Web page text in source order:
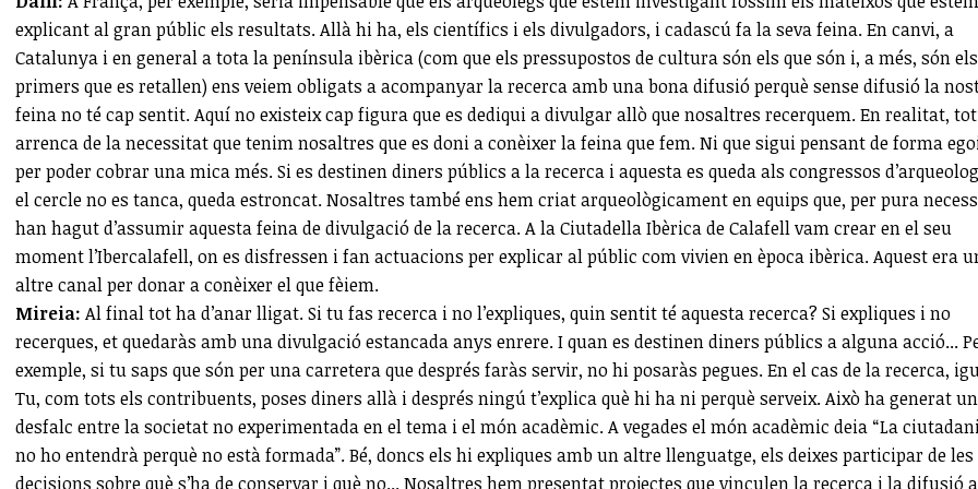
explicant al gran públic els resultats. Allà hi ha, els científics i els divulgadors, i cadascú fa la seva feina. En canvi, a
Catalunya i en general a tota la península ibèrica (com que els pressupostos de cultura són els que són i, a més, són els
primers que es retallen) ens veiem obligats a acompanyar la recerca amb una bona difusió perquè sense difusió la
feina no té cap sentit. Aquí no existeix cap figura que es dediqui a divulgar allò que nosaltres recerquem. En realitat, tot
arrenca de la necessitat que tenim nosaltres que es doni a conèixer la feina que fem. Ni que sigui pensant de forma
per poder cobrar una mica més. Si es destinen diners públics a la recerca i aquesta es queda als congressos
el cercle no es tanca, queda estroncat. Nosaltres també ens hem criat arqueològicament en equips que, per pura
han hagut d’assumir aquesta feina de divulgació de la recerca. A la Ciutadella Ibèrica de Calafell vam crear en el seu
moment l’Ibercalafell, on es disfressen i fan actuacions per explicar al públic com vivien en època ibèrica. Aquest era
altre canal per donar a conèixer el que fèiem.
Mireia: Al final tot ha d’anar lligat. Si tu fas recerca i no l’expliques, quin sentit té aquesta recerca? Si expliques i no
recerques, et quedaràs amb una divulgació estancada anys enrere. I quan es destinen diners públics a alguna acció...
exemple, si tu saps que són per una carretera que després faràs servir, no hi posaràs pegues. En el cas de la recerca,
Tu, com tots els contribuents, poses diners allà i després ningú t’explica què hi ha ni perquè serveix. Això ha generat un
desfalc entre la societat no experimentada en el tema i el món acadèmic. A vegades el món acadèmic deia “La
no ho entendrà perquè no està formada”. Bé, doncs els hi expliques amb un altre llenguatge, els deixes participar de les
decisions sobre què s’ha de conservar i què no... Nosaltres hem presentat projectes que vinculen la recerca i la difusió a